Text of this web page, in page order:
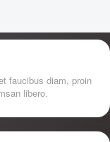
faucibus diam, proin
libero.